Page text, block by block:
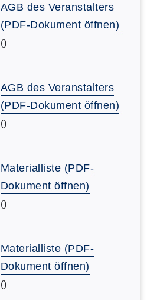
AGB des Veranstalters
(PDF-Dokument öffnen)
()
AGB des Veranstalters
(PDF-Dokument öffnen)
()
Materialliste (PDF-
Dokument öffnen)
()
Materialliste (PDF-
Dokument öffnen)
()